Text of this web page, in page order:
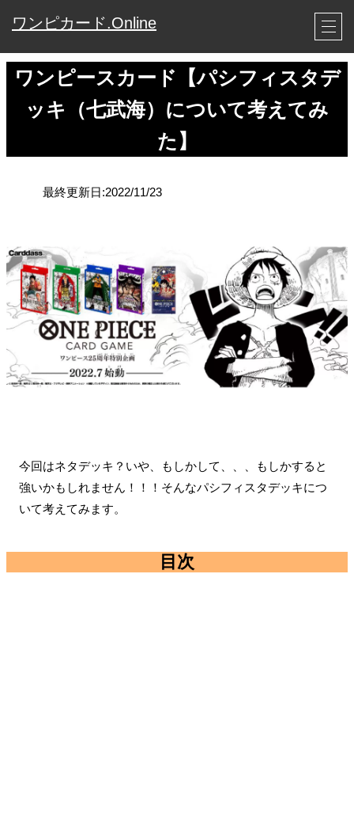
ワンピカード.Online
ワンピースカード【パシフィスタデ
ッキ（七武海）について考えてみ
た】
最終更新日:2022/11/23
今回はネタデッキ？いや、もしかして、、、もしかすると
強いかもしれません！！！そんなパシフィスタデッキにつ
いて考えてみます。
目次